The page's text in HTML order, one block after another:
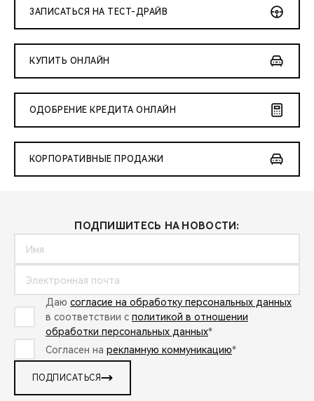
ЗАПИСАТЬСЯ НА ТЕСТ-ДРАЙВ
КУПИТЬ ОНЛАЙН
ОДОБРЕНИЕ КРЕДИТА ОНЛАЙН
КОРПОРАТИВНЫЕ ПРОДАЖИ
ПОДПИШИТЕСЬ НА НОВОСТИ:
Даю согласие на обработку персональных данных
в соответствии с политикой в отношении
обработки персональных данных*
Согласен на рекламную коммуникацию*
ПОДПИСАТЬСЯ